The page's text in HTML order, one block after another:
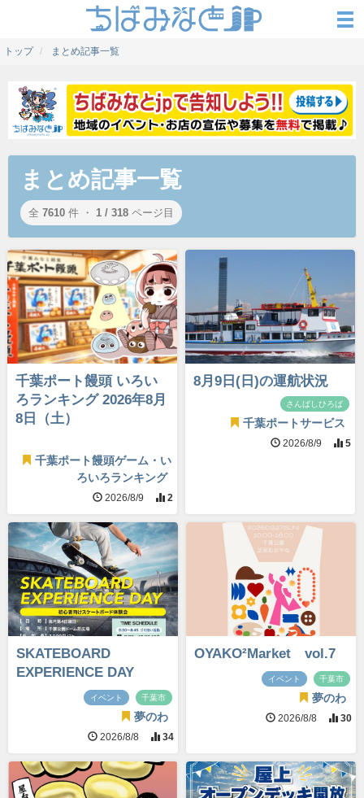
トップ まとめ記事一覧
まとめ記事一覧
全 7610 件 ・ 1 / 318 ページ目
千葉ポート饅頭 いろい
ろランキング 2026年8月
8日（土）
千葉ポート饅頭ゲーム・い
ろいろランキング
2026/8/9 2
8月9日(日)の運航状況
さんばしひろば
千葉ポートサービス
2026/8/9 5
SKATEBOARD
EXPERIENCE DAY
イベント 千葉市
夢のわ
2026/8/8 34
OYAKO²Market vol.7
イベント 千葉市
夢のわ
2026/8/8 30